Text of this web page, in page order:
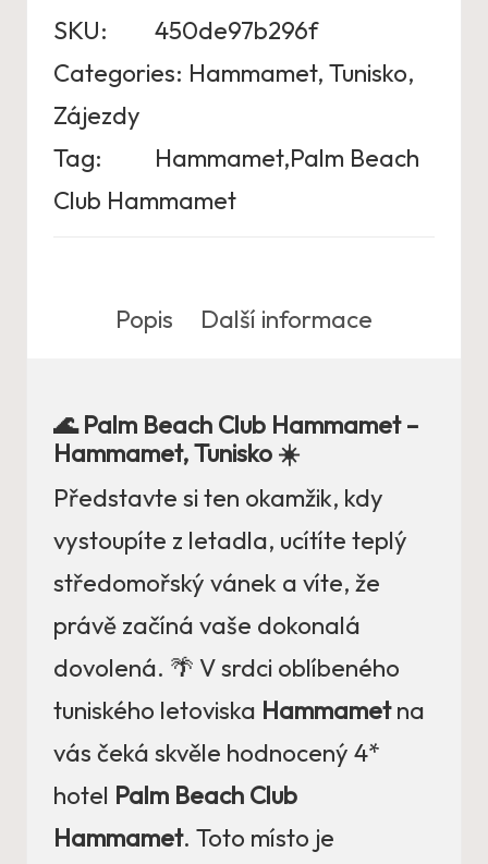
SKU:
450de97b296f
Categories: Hammamet, Tunisko,
Zájezdy
Tag:
Hammamet,Palm Beach
Club Hammamet
Popis Další informace
🌊 Palm Beach Club Hammamet –
Hammamet, Tunisko ☀️
Představte si ten okamžik, kdy
vystoupíte z letadla, ucítíte teplý
středomořský vánek a víte, že
právě začíná vaše dokonalá
dovolená. 🌴 V srdci oblíbeného
tuniského letoviska Hammametna
vás čeká skvěle hodnocený 4*
hotel Palm Beach Club
Hammamet. Toto místo je